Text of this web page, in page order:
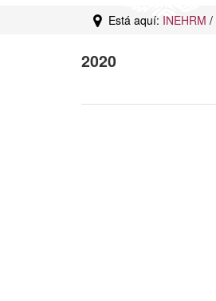
Está aquí: INEHRM /
2020